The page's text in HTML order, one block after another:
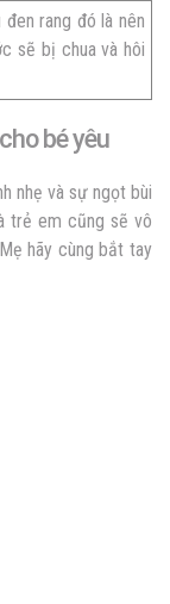
rang đó là nên
sẽ bị chua và hôi
bé yêu
nhẹ và sự ngọt bùi
trẻ em cũng sẽ vô
hãy cùng bắt tay